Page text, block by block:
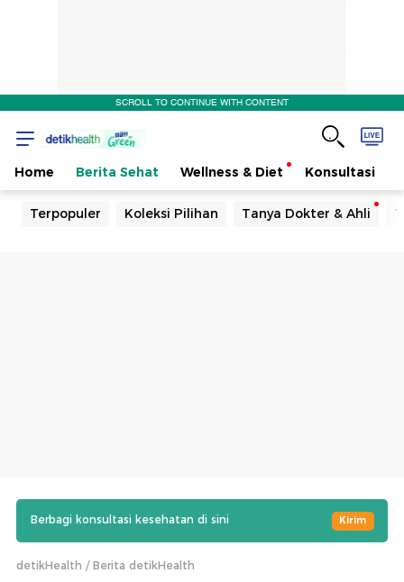
SCROLL TO CONTINUE WITH CONTENT
Home Berita Sehat Wellness & Diet Konsultasi
Terpopuler Koleksi Pilihan Tanya Dokter & Ahli
Berbagi konsultasi kesehatan di sini Kirim
detikHealth Berita detikHealth